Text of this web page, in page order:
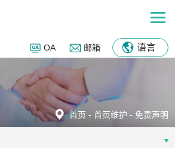
语言
OA 邮箱
首页 - 首页维护 - 免责声明